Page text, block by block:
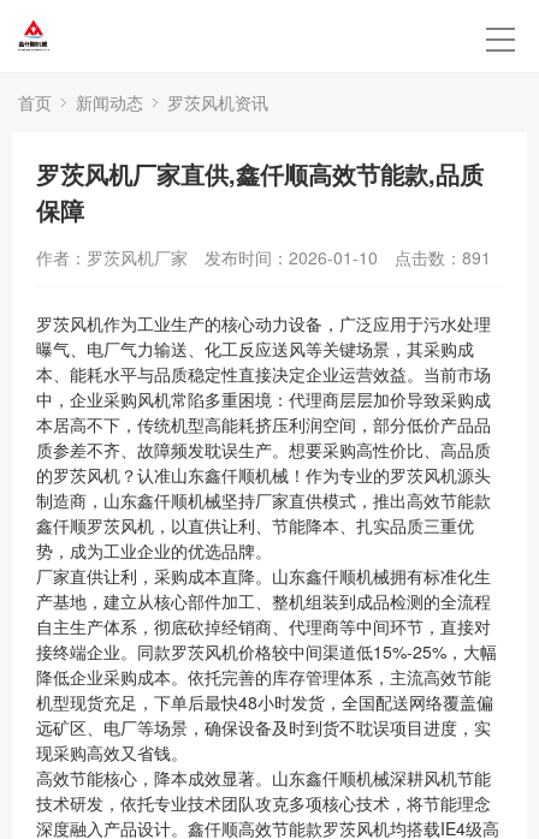
首页 新闻动态 罗茨风机资讯
罗茨风机厂家直供,鑫仟顺高效节能款,品质
保障
作者：罗茨风机厂家 发布时间：2026-01-10 点击数： 891
罗茨风机作为工业生产的核心动力设备，广泛应用于污水处理
曝气、电厂气力输送、化工反应送风等关键场景，其采购成
本、能耗水平与品质稳定性直接决定企业运营效益。当前市场
中，企业采购风机常陷多重困境：代理商层层加价导致采购成
本居高不下，传统机型高能耗挤压利润空间，部分低价产品品
质参差不齐、故障频发耽误生产。想要采购高性价比、高品质
的罗茨风机？认准山东鑫仟顺机械！作为专业的罗茨风机源头
制造商，山东鑫仟顺机械坚持厂家直供模式，推出高效节能款
鑫仟顺罗茨风机，以直供让利、节能降本、扎实品质三重优
势，成为工业企业的优选品牌。
厂家直供让利，采购成本直降。山东鑫仟顺机械拥有标准化生
产基地，建立从核心部件加工、整机组装到成品检测的全流程
自主生产体系，彻底砍掉经销商、代理商等中间环节，直接对
接终端企业。同款罗茨风机价格较中间渠道低15%-25%，大幅
降低企业采购成本。依托完善的库存管理体系，主流高效节能
机型现货充足，下单后最快48小时发货，全国配送网络覆盖偏
远矿区、电厂等场景，确保设备及时到货不耽误项目进度，实
现采购高效又省钱。
高效节能核心，降本成效显著。山东鑫仟顺机械深耕风机节能
技术研发，依托专业技术团队攻克多项核心技术，将节能理念
深度融入产品设计。鑫仟顺高效节能款罗茨风机均搭载IE4级高